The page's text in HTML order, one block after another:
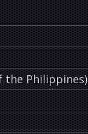
Philippines)